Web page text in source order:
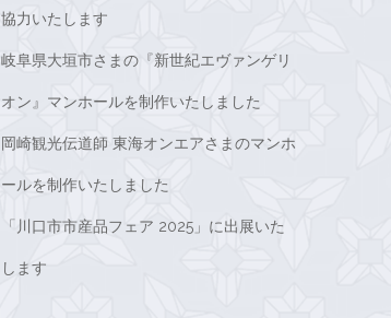
協力いたします
岐阜県大垣市さまの『新世紀エヴァンゲリ
オン』マンホールを制作いたしました
岡崎観光伝道師 東海オンエアさまのマンホ
ールを制作いたしました
「川口市市産品フェア 2025」に出展いた
します